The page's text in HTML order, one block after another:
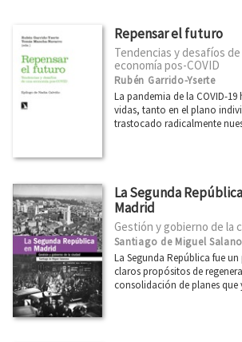
Transiciones
Investigación y Debate
Relecturas
Breves historias de países de América
Primero de Mayo
Arquitecturas
Ciudad 2030
Miradas Matemáticas
Repensar el futuro
Tendencias y desafíos de
economía pos-COVID
Rubén Garrido-Yserte
La pandemia de la COVID-
vidas, tanto en el plano
trastocado radicalmente
La Segunda
Madrid
Gestión y gobierno de la
Santiago de Miguel
La Segunda República fue
claros propósitos de
consolidación de planes que